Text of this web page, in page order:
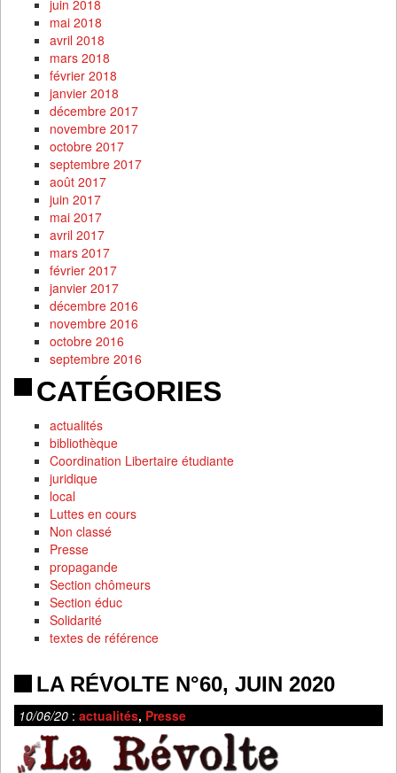
juin 2018
mai 2018
avril 2018
mars 2018
février 2018
janvier 2018
décembre 2017
novembre 2017
octobre 2017
septembre 2017
août 2017
juin 2017
mai 2017
avril 2017
mars 2017
février 2017
janvier 2017
décembre 2016
novembre 2016
octobre 2016
septembre 2016
CATÉGORIES
actualités
bibliothèque
Coordination Libertaire étudiante
juridique
local
Luttes en cours
Non classé
Presse
propagande
Section chômeurs
Section éduc
Solidarité
textes de référence
LA RÉVOLTE N°60, JUIN 2020
10/06/20 : actualités, Presse